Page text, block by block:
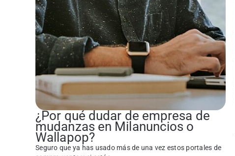
¿Por qué dudar de empresa de
mudanzas en Milanuncios o
Wallapop?
Seguro que ya has usado más de una vez estos portales de